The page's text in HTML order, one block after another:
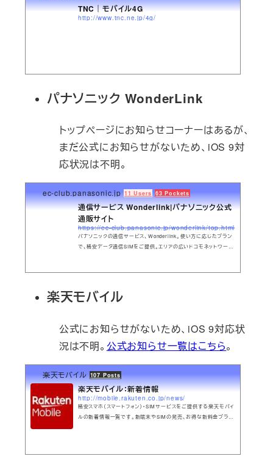
TNC｜モバイル4G
http://www.tnc.ne.jp/4g/
パナソニック WonderLink
トップページにお知らせコーナーはあるが、
まだ公式にお知らせがないため、iOS 9対
応状況は不明。
ec-club.panasonic.jp 11 Users 63 Pockets
通信サービス Wonderlink|パナソニック公式
通販サイト
https://ec-club.panasonic.jp/wonderlink/top.html
パナソニックの通信サービス、Wonderlink。使い方に応じたプラン
で、格安データ通信SIMをご提供。エリアの広いドコモネットワーク
楽天モバイル
公式にお知らせがないため、iOS 9対応状
況は不明。 公式お知らせ一覧はこちら。
楽天モバイル 107 Posts
楽天モバイル：新着情報
http://mobile.rakuten.co.jp/news/
格安スマホ（スマートフォン）・SIMサービスをご提供する楽天モバイ
ルの新着情報一覧です。新端末やSIMの発売、お得な新料金プラン